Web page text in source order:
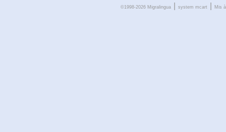
©1998-2026 Migralingua system mcart Mis